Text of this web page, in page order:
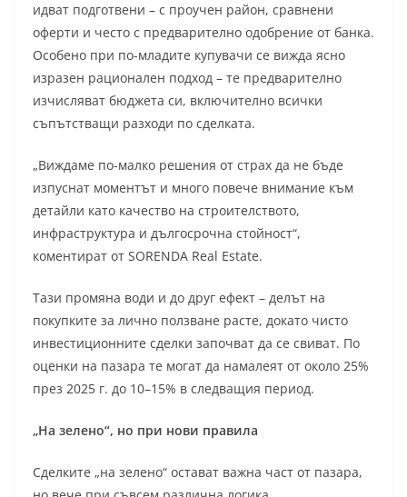
идват подготвени – с проучен район, сравнени
оферти и често с предварително одобрение от банка.
Особено при по-младите купувачи се вижда ясно
изразен рационален подход – те предварително
изчисляват бюджета си, включително всички
съпътстващи разходи по сделката.
„Виждаме по-малко решения от страх да не бъде
изпуснат моментът и много повече внимание към
детайли като качество на строителството,
инфраструктура и дългосрочна стойност“,
коментират от SORENDA Real Estate.
Тази промяна води и до друг ефект – делът на
покупките за лично ползване расте, докато чисто
инвестиционните сделки започват да се свиват. По
оценки на пазара те могат да намалеят от около 25%
през 2025 г. до 10–15% в следващия период.
„На зелено“, но при нови правила
Сделките „на зелено“ остават важна част от пазара,